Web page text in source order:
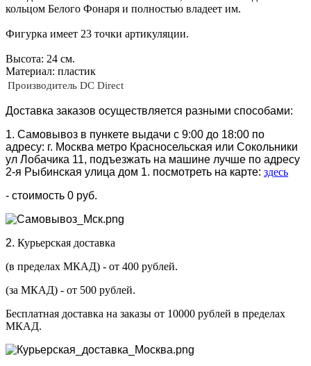
кольцом Белого Фонаря и полностью владеет им.
Фигурка имеет 23 точки артикуляции.
Высота: 24 см.
Материал: пластик
Производитель DC Direct
Доставка заказов осуществляется разными способами:
1. Самовывоз в пункете выдачи с 9:00 до 18:00 по
адресу: г. Москва метро Красносельская или Сокольники
ул Лобачика 11, подъезжать на машине лучше по адресу
2-я Рыбинская улица дом 1. посмотреть на карте: здесь
- стоимость 0 руб.
2. Курьерская доставка
(в пределах МКАД) - от 400 рублей.
(за МКАД) - от 500 рублей.
Бесплатная доставка на заказы от 10000 рублей в пределах
МКАД.